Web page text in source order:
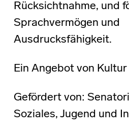
Rücksichtnahme, und
Sprachvermögen und
Ausdrucksfähigkeit.
Ein Angebot von
Gefördert von:
Soziales, Jugend und